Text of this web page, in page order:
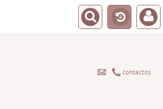
contactos